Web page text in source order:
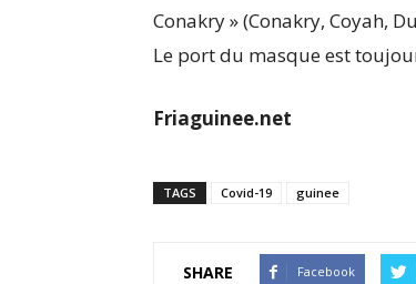
Conakry » (Conakry, Coyah,
Le port du masque est
Friaguinee.net
TAGS Covid-19 guinee
SHARE Facebook